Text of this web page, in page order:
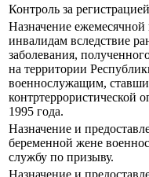
Контроль за
Назначение
инвалидам вследствие
заболевания,
на территории
военнослужащим,
контртеррористической
1995 года.
Назначение и
беременной жене
службу по призыву.